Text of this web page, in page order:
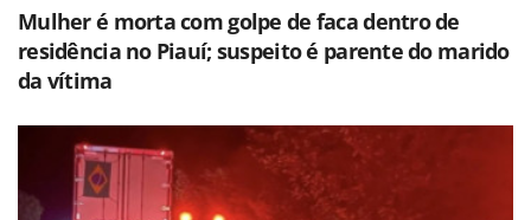
Mulher é morta com golpe de faca dentro de
residência no Piauí; suspeito é parente do marido
da vítima